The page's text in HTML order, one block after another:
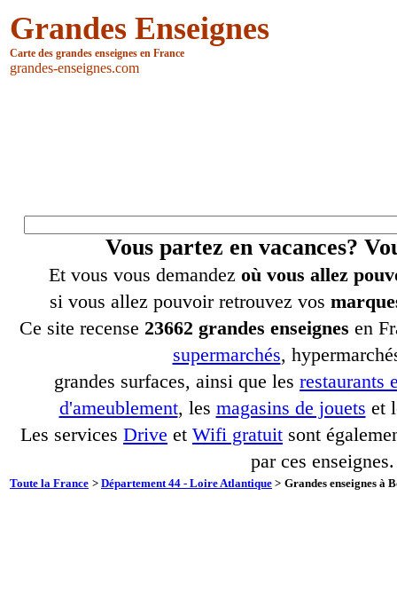
Grandes Enseignes
Carte des grandes enseignes en France
grandes-enseignes.com
Vous partez en vacances?
Et vous vous demandez où vous allez
si vous allez pouvoir retrouvez vos
Ce site recense 23662 grandes enseignes en
supermarchés,
grandes surfaces, ainsi que les restaurants
d'ameublement, les magasins de jouets et
Les services Drive et Wifi gratuit sont
par ces enseignes.
Toute la France > Département 44 - Loire Atlantique > Grandes enseignes à